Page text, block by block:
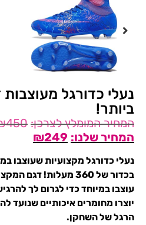
נעלי כדורגל
ביותר!
450
₪249
נעלי כדורגל מקצועיות שעוצבו
בכדור של 360 מעלות! דגם המקצועי ביותר!
עוצבו במיוחד כדי לגרום לך
יוצרו מחומרים איכותיים שנועד
הרגל של השחקן.